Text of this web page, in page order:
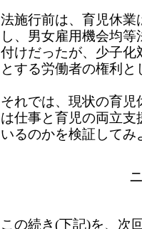
法施行前は、育児休業
し、男女雇用機会均
付けだったが、少子化
とする労働者の権利
それでは、現状の育
は仕事と育児の両立
いるのかを検証してみ
この続き(下記)を、次